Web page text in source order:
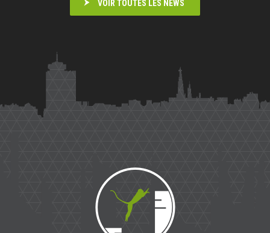
VOIR TOUTES LES NEWS
Saïmiri
Parkour